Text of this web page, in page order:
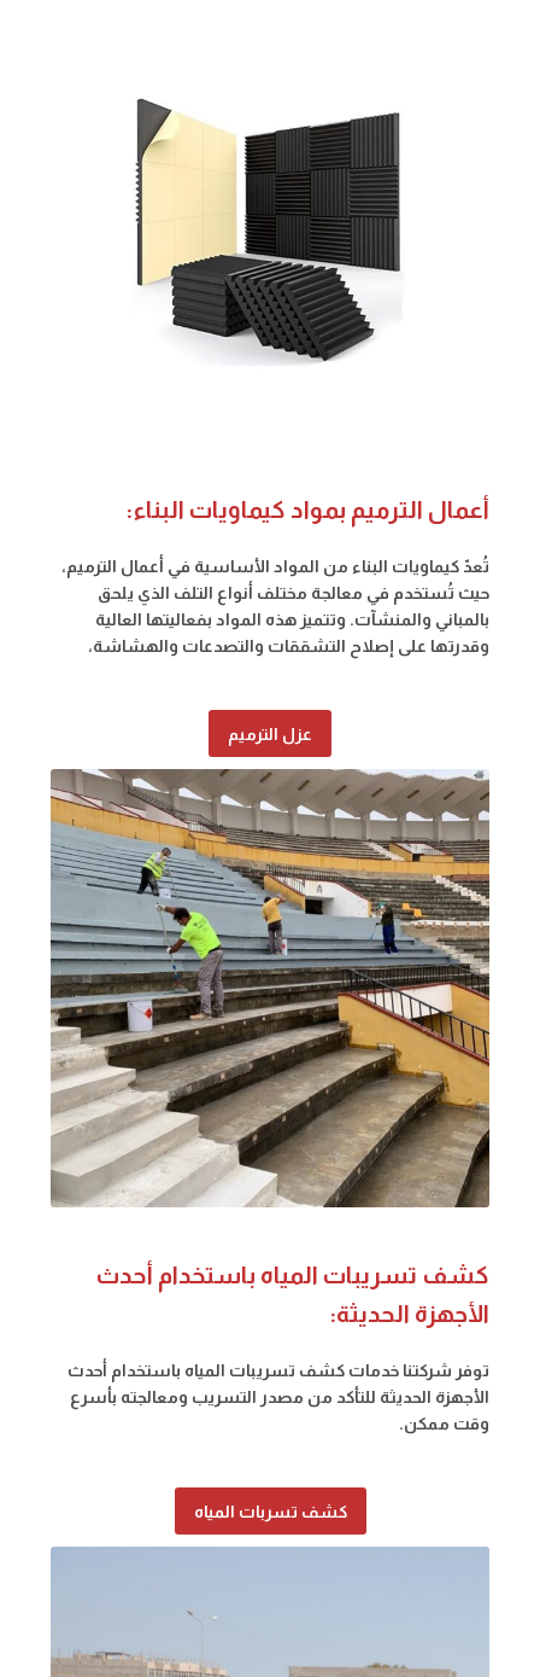
أعمال الترميم بمواد كيماويات البناء:
تُعدّ كيماويات البناء من المواد الأساسية في أعمال الترميم،
حيث تُستخدم في معالجة مختلف أنواع التلف الذي يلحق
بالمباني والمنشآت. وتتميز هذه المواد بفعاليتها العالية
وقدرتها على إصلاح التشققات والتصدعات والهشاشة،
عزل الترميم
كشف تسريبات المياه باستخدام أحدث
الأجهزة الحديثة:
توفر شركتنا خدمات كشف تسريبات المياه باستخدام أحدث
الأجهزة الحديثة للتأكد من مصدر التسريب ومعالجته بأسرع
وقت ممكن.
كشف تسربات المياه